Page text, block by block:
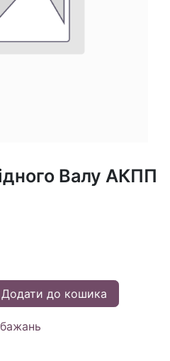
Валу АКПП
Додати до кошика